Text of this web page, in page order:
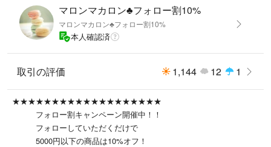
古着ですので神経質な方はご遠慮ください。
コンパクトに畳ませて頂きます事
◎USED品のご使用に慣れた方、USED品に
理解のある方のご購入をお願い致します。
マロンマカロン♣フォロー割10%
マロンマカロン♣フォロー割10%
本人確認済
取引の評価 1,144 12 1
★★★★★★★★★★★★★★★★★★★
フォロー割キャンペーン開催中！！
フォローしていただくだけで
5000円以下の商品は10%オフ！